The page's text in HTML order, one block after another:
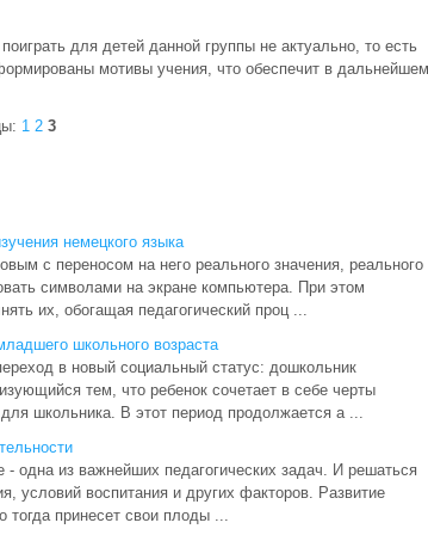
для детей данной группы не актуально, то есть
мотивы учения, что обеспечит в дальнейшем
1 2 3
немецкого языка
с переносом на него реального значения, реального
символами на экране компьютера. При этом
их, обогащая педагогический проц ...
школьного возраста
в новый социальный статус: дошкольник
тем, что ребенок сочетает в себе черты
школьника. В этот период продолжается а ...
одна из важнейших педагогических задач. И решаться
условий воспитания и других факторов. Развитие
тогда прине­сет свои плоды ...